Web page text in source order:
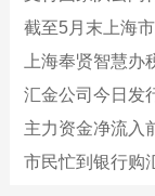
截至5月末上海
上海奉贤智慧
汇金公司今日发
主力资金净流入
市民忙到银行购